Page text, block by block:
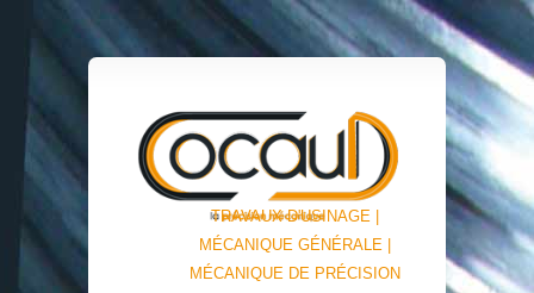
TRAVAUX D'USINAGE |
MÉCANIQUE GÉNÉRALE |
MÉCANIQUE DE PRÉCISION